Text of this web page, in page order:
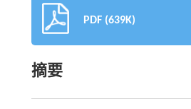
PDF (639K)
摘要